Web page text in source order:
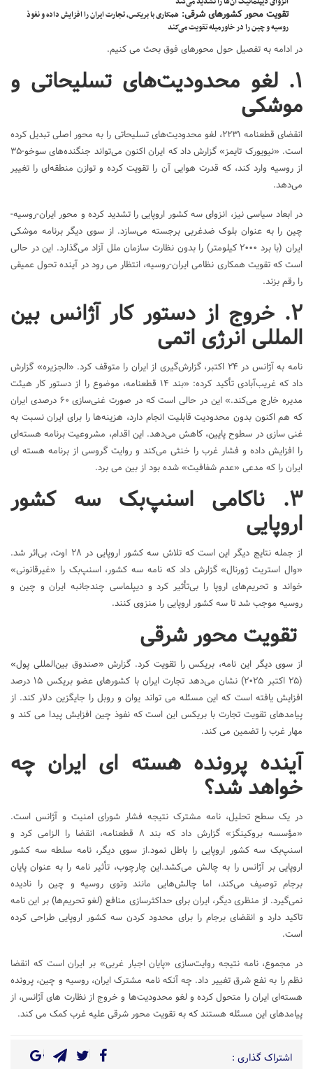
تقویت محور کشورهای شرقی: همکاری با بریکس، تجارت ایران را افزایش داده و نفوذ
روسیه و چین را در خاورمیله تقویت می‌کند
در ادامه به تفصیل حول محورهای فوق بحث می کنیم.
۱. لغو محدودیت‌های تسلیحاتی و
موشکی
انقضای قطعنامه ۲۲۳۱، لغو محدودیت‌های تسلیحاتی را به محور اصلی تبدیل کرده
است. «نیویورک تایمز» گزارش داد که ایران اکنون می‌تواند جنگنده‌های سوخو-۳۵
از روسیه وارد کند، که قدرت هوایی آن را تقویت کرده و توازن منطقه‌ای را تغییر
می‌دهد.
در ابعاد سیاسی نیز، انزوای سه کشور اروپایی را تشدید کرده و محور ایران-روسیه-
چین را به عنوان بلوک ضدغربی برجسته می‌سازد. از سوی دیگر برنامه موشکی
ایران (با برد ۲۰۰۰ کیلومتر) را بدون نظارت سازمان ملل آزاد می‌گذارد. این در حالی
است که تقویت همکاری نظامی ایران-روسیه، انتظار می رود در آینده تحول عمیقی
را رقم بزند.
۲. خروج از دستور کار آژانس بین
المللی انرژی اتمی
نامه به آژانس در ۲۴ اکتبر، گزارش‌گیری از ایران را متوقف کرد. «الجزیره» گزارش
داد که غریب‌آبادی تأکید کرده: «بند ۱۴ قطعنامه، موضوع را از دستور کار هیئت
مدیره خارج می‌کند.» این در حالی است که در صورت غنی‌سازی ۶۰ درصدی ایران
که هم اکنون بدون محدودیت قابلیت انجام دارد، هزینه‌ها را برای ایران نسبت به
غنی سازی در سطوح پایین، کاهش می‌دهد. این اقدام، مشروعیت برنامه هسته‌ای
را افزایش داده و فشار غرب را خنثی می‌کند و روایت گروسی از برنامه هسته ای
ایران را که مدعی «عدم شفافیت» شده بود از بین می برد.
۳. ناکامی اسنپ‌بک سه کشور
اروپایی
از جمله نتایج دیگر این است که تلاش سه کشور اروپایی در ۲۸ اوت، بی‌اثر شد.
«وال استریت ژورنال» گزارش داد که نامه سه کشور، اسنپ‌بک را «غیرقانونی»
خواند و تحریم‌های اروپا را بی‌تأثیر کرد و دیپلماسی چندجانبه ایران و چین و
روسیه موجب شد تا سه کشور اروپایی را منزوی کنند.
تقویت محور شرقی
از سوی دیگر این نامه، بریکس را تقویت کرد. گزارش «صندوق بین‌المللی پول»
(۲۵ اکتبر ۲۰۲۵) نشان می‌دهد تجارت ایران با کشورهای عضو بریکس ۱۵ درصد
افزایش یافته است که این مسئله می تواند یوان و روبل را جایگزین دلار کند. از
پیامدهای تقویت تجارت با بریکس این است که نفوذ چین افزایش پیدا می کند و
مهار غرب را تضمین می کند.
آینده پرونده هسته ای ایران چه
خواهد شد؟
در یک سطح تحلیل، نامه مشترک نتیجه فشار شورای امنیت و آژانس است.
«مؤسسه بروکینگز» گزارش داد که بند ۸ قطعنامه، انقضا را الزامی کرد و
اسنپ‌بک سه کشور اروپایی را باطل نمود.از سوی دیگر، نامه سلطه سه کشور
اروپایی بر آژانس را به چالش می‌کشد.این چارچوب، تأثیر نامه را به عنوان پایان
برجام توصیف می‌کند، اما چالش‌هایی مانند وتوی روسیه و چین را نادیده
نمی‌گیرد. از منظری دیگر، ایران برای حداکثرسازی منافع (لغو تحریم‌ها) بر این نامه
تاکید دارد و انقضای برجام را برای محدود کردن سه کشور اروپایی طراحی کرده
است.
در مجموع، نامه نتیجه روایت‌سازی «پایان اجبار غربی» بر ایران است که انقضا
نظم را به نفع شرق تغییر داد. چه آنکه نامه مشترک ایران، روسیه و چین، پرونده
هسته‌ای ایران را متحول کرده و لغو محدودیت‌ها و خروج از نظارت های آژانس، از
پیامدهای این مسئله هستند که به تقویت محور شرقی علیه غرب کمک می کند.
اشتراک گذاری :